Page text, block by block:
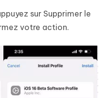
sur Supprimer le
votre action.